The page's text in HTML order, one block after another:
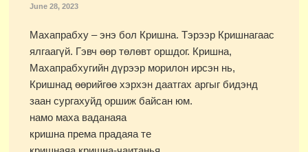
June 28, 2023
Махапрабху – энэ бол Кришна. Тэрээр Кришнагаас
ялгаагүй. Гэвч өөр төлөвт оршдог. Кришна,
Махапрабхугийн дүрээр морилон ирсэн нь,
Кришнад өөрийгөө хэрхэн даатгах аргыг бидэнд
заан сургахуйд оршиж байсан юм.
намо маха ваданаяа
кришна према прадаяа те